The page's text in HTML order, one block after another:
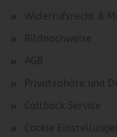
Widerrufsrecht &
Bildnachweise
AGB
Privatsphäre und
Callback Service
Cookie